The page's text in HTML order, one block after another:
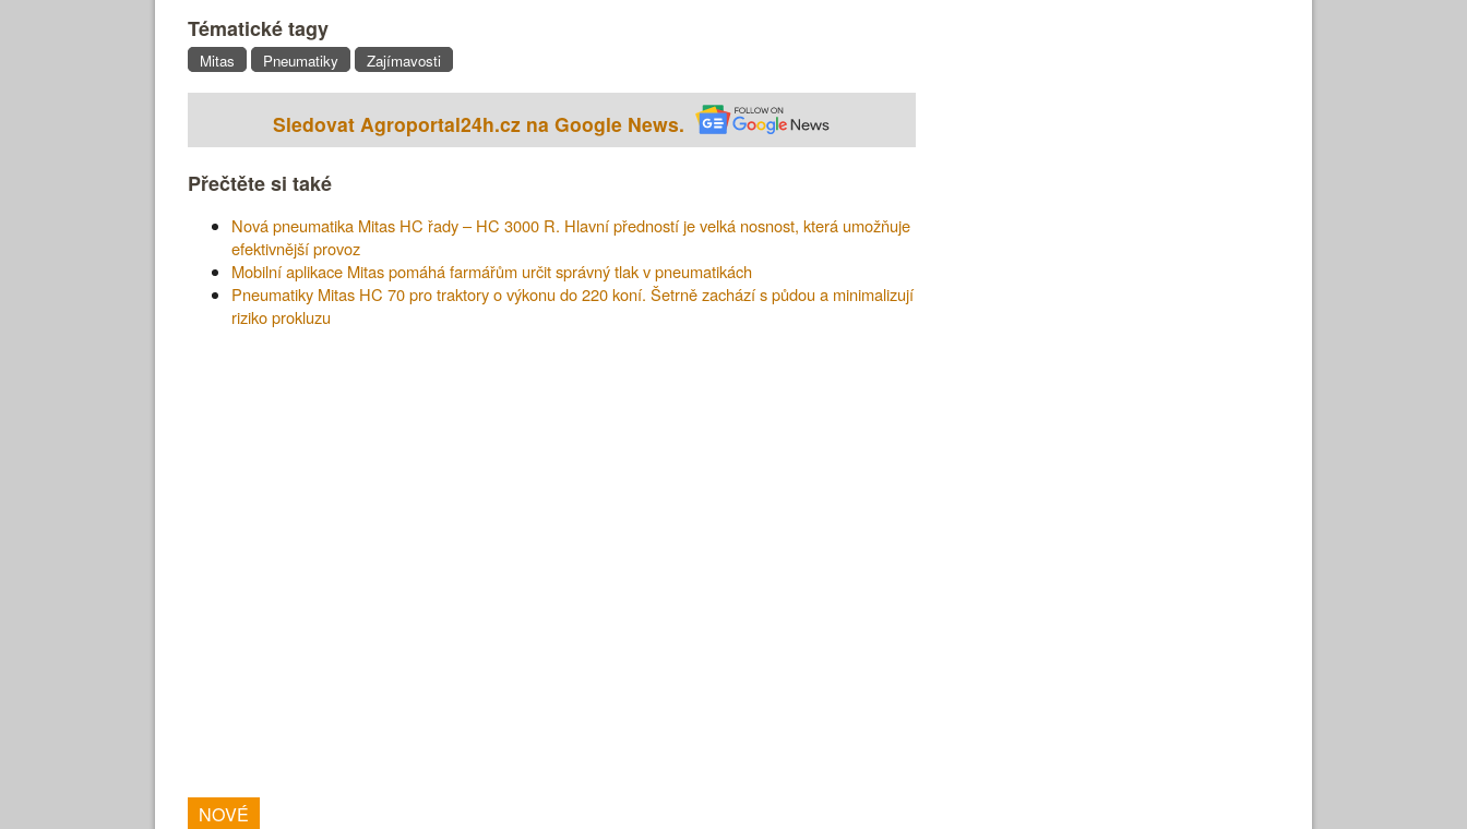
Tématické tagy
Mitas Pneumatiky Zajímavosti
Sledovat Agroportal24h.cz na Google News.
Přečtěte si také
Nová pneumatika Mitas HC řady – HC 3000 R. Hlavní předností je velká nosnost, která umožňuje
efektivnější provoz
Mobilní aplikace Mitas pomáhá farmářům určit správný tlak v pneumatikách
Pneumatiky Mitas HC 70 pro traktory o výkonu do 220 koní. Šetrně zachází s půdou a minimalizují
riziko prokluzu
NOVÉ